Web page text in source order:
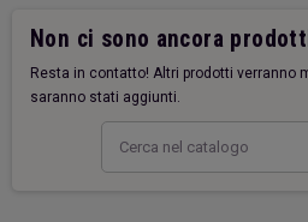
Non ci sono ancora
Resta in contatto! Altri prodotti verranno
saranno stati aggiunti.